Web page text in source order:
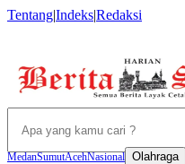
Tentang|Indeks|Redaksi
MedanSumutAcehNasional Olahraga